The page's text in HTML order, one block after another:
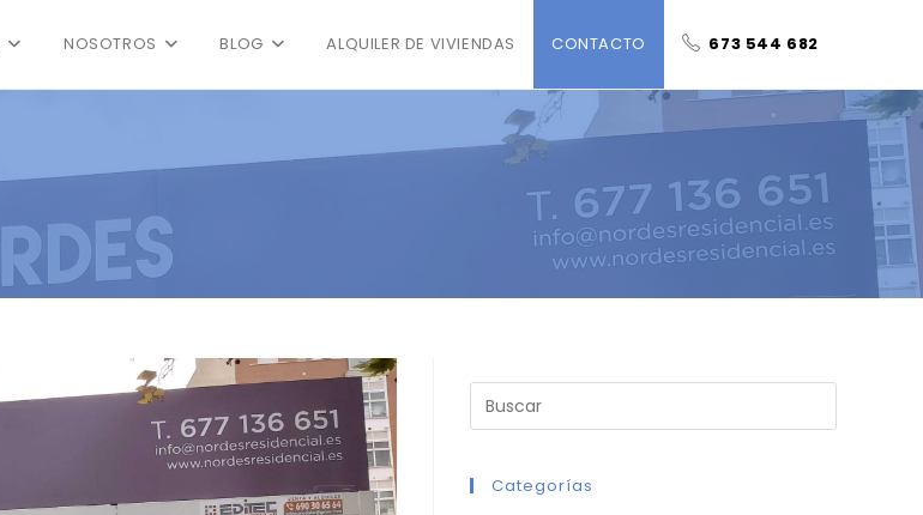
NOSOTROS BLOG ALQUILER DE VIVIENDAS CONTACTO 673 544 682
Categorías